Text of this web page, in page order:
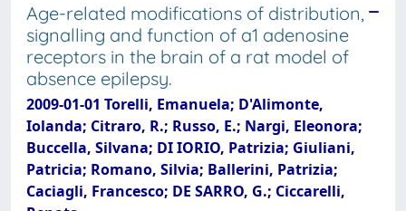
Age-related modifications of distribution,
signalling and function of a1 adenosine
receptors in the brain of a rat model of
absence epilepsy.
2009-01-01 Torelli, Emanuela; D'Alimonte,
Iolanda; Citraro, R.; Russo, E.; Nargi, Eleonora;
Buccella, Silvana; DI IORIO, Patrizia; Giuliani,
Patricia; Romano, Silvia; Ballerini, Patrizia;
Caciagli, Francesco; DE SARRO, G.; Ciccarelli,